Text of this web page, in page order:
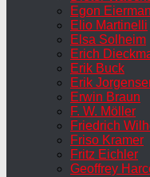
Egon
Elio Martinelli
Elsa Solheim
Erich
Erik Buck
Erik
Erwin Braun
F. W. Möller
Friedrich
Friso Kramer
Fritz Eichler
Geoffrey